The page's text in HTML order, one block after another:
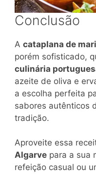
Conclusão
A cataplana de
porém sofisticado,
culinária
azeite de oliva e
a escolha perfeita
sabores autênticos
tradição.
Aproveite essa
Algarve para a sua
refeição casual ou